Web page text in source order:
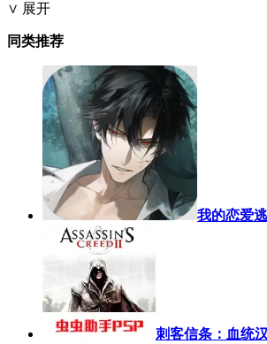
∨ 展开
同类推荐
我的恋爱
刺客信条：血统